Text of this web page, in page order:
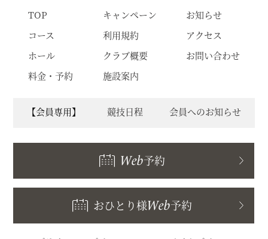
TOP
コース
ホール
料金・予約
キャンペーン
利用規約
クラブ概要
施設案内
お知らせ
アクセス
お問い合わせ
【会員専用】 競技日程 会員へのお知らせ
Web予約
おひとり様Web予約